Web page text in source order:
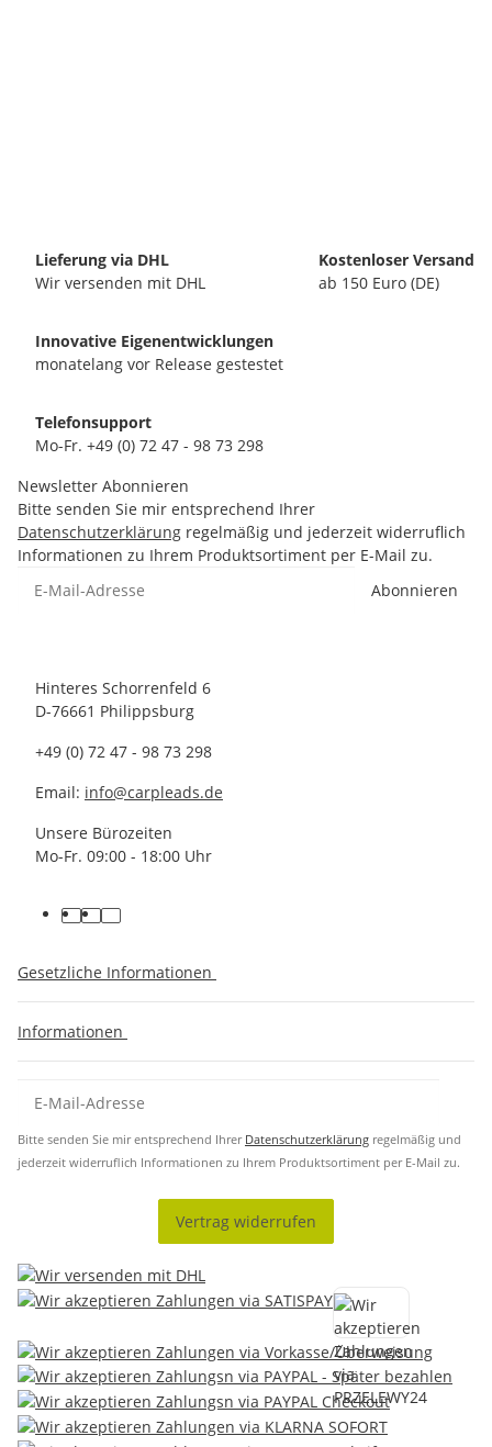
Lieferung via DHL
Wir versenden mit DHL
Kostenloser Versand
ab 150 Euro (DE)
Innovative Eigenentwicklungen
monatelang vor Release gestestet
Telefonsupport
Mo-Fr. +49 (0) 72 47 - 98 73 298
Newsletter Abonnieren
Bitte senden Sie mir entsprechend Ihrer
Datenschutzerklärung regelmäßig und jederzeit widerruflich
Informationen zu Ihrem Produktsortiment per E-Mail zu.
Abonnieren
Hinteres Schorrenfeld 6
D-76661 Philippsburg
+49 (0) 72 47 - 98 73 298
Email: info@carpleads.de
Unsere Bürozeiten
Mo-Fr. 09:00 - 18:00 Uhr
Gesetzliche Informationen
Informationen
Bitte senden Sie mir entsprechend Ihrer Datenschutzerklärung regelmäßig und
jederzeit widerruflich Informationen zu Ihrem Produktsortiment per E-Mail zu.
Vertrag widerrufen